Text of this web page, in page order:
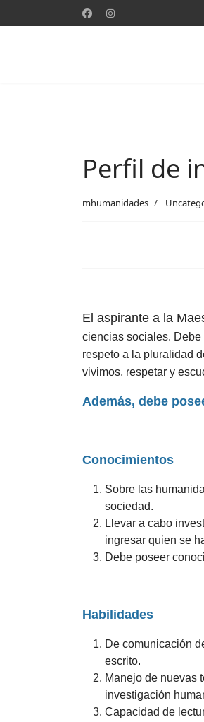
Perfil de
mhumanidades
El aspirante a la
ciencias sociales.
respeto a la pluralidad
vivimos, respetar y
Además, debe
Conocimientos
Sobre las
sociedad.
Llevar a cabo
ingresar quien se
Debe poseer
Habilidades
De comunicación
escrito.
Manejo de nuevas
investigación
Capacidad de